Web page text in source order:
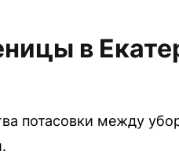
в
потасовки между